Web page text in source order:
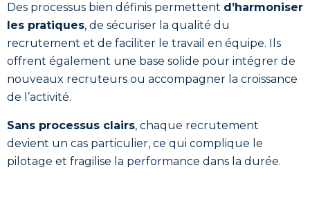
Des processus bien définis permettent d’harmoniser
les pratiques, de sécuriser la qualité du
recrutement et de faciliter le travail en équipe. Ils
offrent également une base solide pour intégrer de
nouveaux recruteurs ou accompagner la croissance
de l’activité.
Sans processus clairs, chaque recrutement
devient un cas particulier, ce qui complique le
pilotage et fragilise la performance dans la durée.